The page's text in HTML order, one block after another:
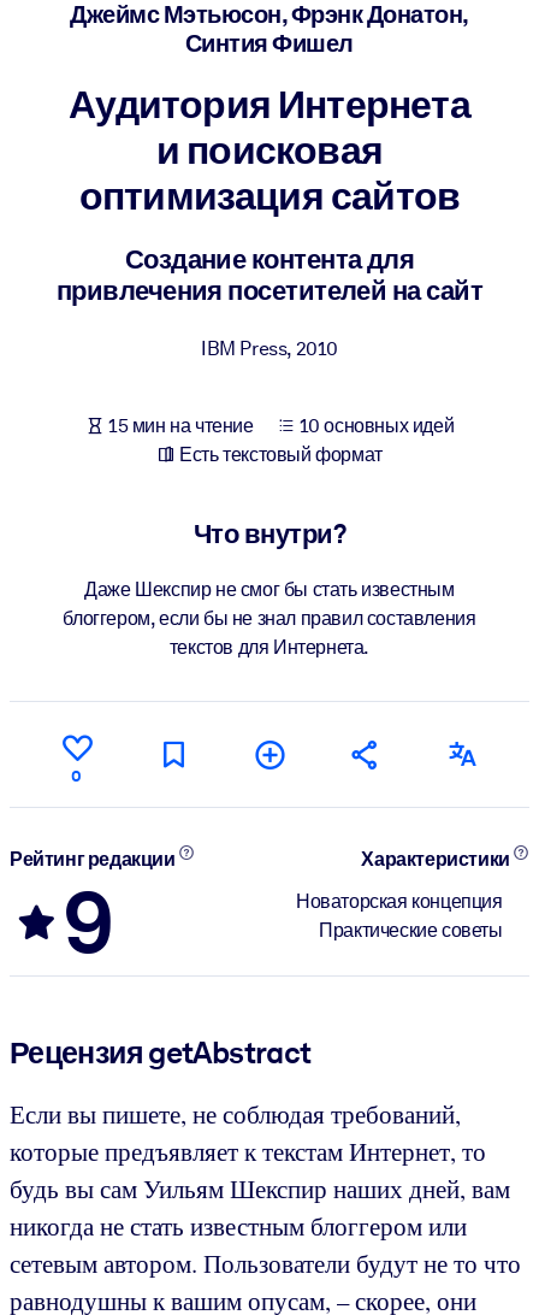
Для LMS/LXP
Интегрируйте краткие проверенные знания в вашу LMS/LXP для
Для корпоративных библиотек
Обогатите корпоративную библиотеку надежными и готовыми к
использованию бизнес-знаниями.
Джеймс Мэтьюсон, Фрэнк Донатон,
Синтия Фишел
Аудитория Интернета
и поисковая
оптимизация сайтов
Создание контента для
привлечения посетителей на сайт
IBM Press, 2010
15 мин на чтение
10 основных идей
Есть текстовый формат
Что внутри?
Даже Шекспир не смог бы стать известным
блоггером, если бы не знал правил составления
текстов для Интернета.
0
Рейтинг редакции
9
Характеристики
Новаторская концепция
Практические советы
Рецензия getAbstract
Если вы пишете, не соблюдая требований,
которые предъявляет к текстам Интернет, то
будь вы сам Уильям Шекспир наших дней, вам
никогда не стать известным блоггером или
сетевым автором. Пользователи будут не то что
равнодушны к вашим опусам, – скорее, они